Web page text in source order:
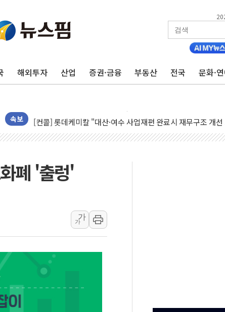
해외투자 산업 증권·금융 부동산 전국 문화·
속보
서울 노원 40.2도…8년 만에 서울서 40도 넘어
SK하이닉스, 용인·청주에 54조 투자…D램·낸드 동시 증설
[중국증시 마감] CPO∙PCB∙CRO가 이끈 '기술주 상승장'
[컨콜] 롯데케미칼 "대산·여수 사업재편 완료시 재무구조 개
SK증권, 비대면 고객 대상 '수수료 평생 우대' 이벤트 진행
코웨이, 2분기 영업익 2532억…신제품 효과에 실적 호조
[마감시황] 코스피, 7주 연속 하락…외국인 매도에 6258.77
[컨콜] 롯데케미칼, "하반기 기초화학 가격 강세 완화"
안동 송천동 양봉장 화재 야산으로 확산...헬기 3대 투입 진화 중
컴투스, 제우스: 오만의 신 쇼케이스
취재진 질의에 답하는 김태우 에이버튼 CD
목동8단지 현설에 대우·DL·GS·현산 참여…'공사비 인상 차단'
호남반도체 산단 하루 65만톤 용수 필요…절반은 하수처리수
폐 '출렁'
가
가